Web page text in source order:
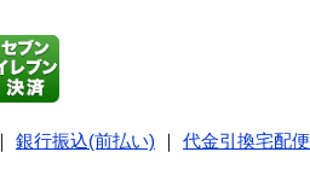
銀行振込(前払い) 代金引換宅配便